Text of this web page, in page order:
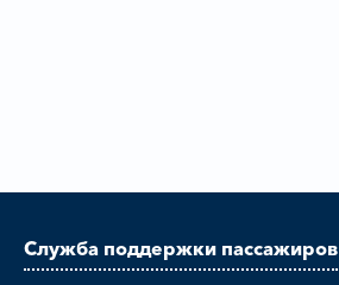
Служба поддержки пассажиров